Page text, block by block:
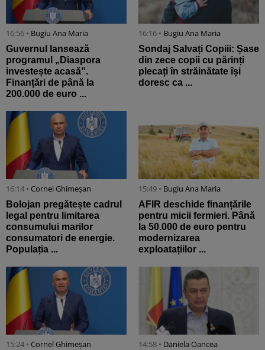
16:56 • Bugiu ⁠Ana Maria
Guvernul lansează
programul „Diaspora
investește acasă”.
Finanțări de până la
200.000 de euro ...
16:16 • Bugiu ⁠Ana Maria
Sondaj Salvați Copiii: Șase
din zece copii cu părinți
plecați în străinătate își
doresc ca ...
16:14 • Cornel Ghimeșan
Bolojan pregătește cadrul
legal pentru limitarea
consumului marilor
consumatori de energie.
Populația ...
15:49 • Bugiu ⁠Ana Maria
AFIR deschide finanțările
pentru micii fermieri. Până
la 50.000 de euro pentru
modernizarea
exploatațiilor ...
15:24 • Cornel Ghimeșan 14:58 • Daniela Oancea